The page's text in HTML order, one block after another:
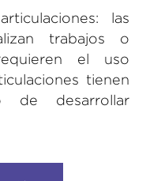
las
trabajos o
el uso
tienen
de desarrollar